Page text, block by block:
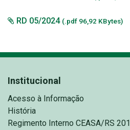
RD 05/2024 (.pdf 96,92 KBytes)
Institucional
Acesso à Informação
História
Regimento Interno CEASA/RS